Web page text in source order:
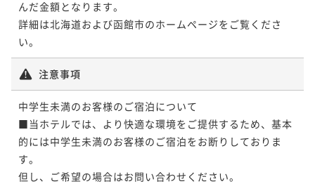
んだ金額となります。
詳細は北海道および函館市のホームページをご覧くださ
い。
注意事項
中学生未満のお客様のご宿泊について
■当ホテルでは、より快適な環境をご提供するため、基本
的には中学生未満のお客様のご宿泊をお断りしておりま
す。
但し、ご希望の場合はお問い合わせください。